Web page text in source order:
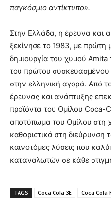
παγκόσμιο αντίκτυπο».
Στην Ελλάδα, η έρευνα και
ξεκίνησε το 1983, με πρώτη
δημιουργία του χυμού
του πρώτου
στην ελληνική αγορά. Από
έρευνας και ανάπτυξης
προϊόντα του Ομίλου Coca-
αποτύπωμα του Ομίλου στη
καθοριστικά στη
καινοτόμες λύσεις που
καταναλωτών σε κάθε
TAGS Coca Cola 3E Coca Cola